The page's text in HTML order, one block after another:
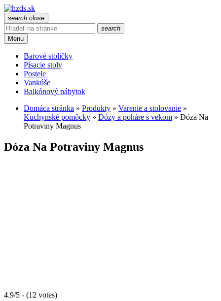
search close
search
Menu
Barové stoličky
Písacie stoly
Postele
Vankúše
Balkónový nábytok
Domáca stránka » Produkty » Varenie a stolovanie »
Kuchynské pomôcky » Dózy a poháre s vekom » Dóza Na
Potraviny Magnus
Dóza Na Potraviny Magnus
4.9/5 - (12 votes)